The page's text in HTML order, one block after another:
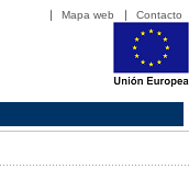
Mapa web Contacto